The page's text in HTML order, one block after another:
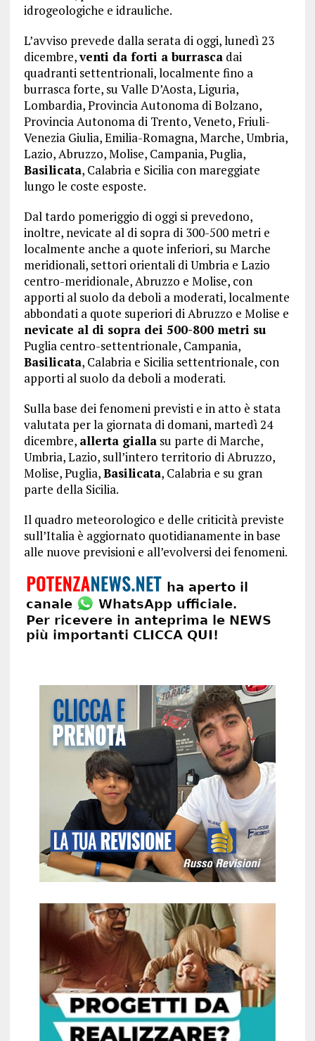
idrogeologiche e idrauliche.
L’avviso prevede dalla serata di oggi, lunedì 23
dicembre,venti da forti a burrascadai
quadranti settentrionali, localmente fino a
burrasca forte, su Valle D’Aosta, Liguria,
Lombardia, Provincia Autonoma di Bolzano,
Provincia Autonoma di Trento, Veneto, Friuli-
Venezia Giulia, Emilia-Romagna, Marche, Umbria,
Lazio, Abruzzo, Molise, Campania, Puglia,
Basilicata, Calabria e Sicilia con mareggiate
lungo le coste esposte.
Dal tardo pomeriggio di oggi si prevedono,
inoltre, nevicate al di sopra di 300-500 metri e
localmente anche a quote inferiori, su Marche
meridionali, settori orientali di Umbria e Lazio
centro-meridionale, Abruzzo e Molise, con
apporti al suolo da deboli a moderati, localmente
abbondati a quote superiori di Abruzzo e Molise e
nevicate al di sopra dei 500-800 metri su
Puglia centro-settentrionale, Campania,
Basilicata, Calabria e Sicilia settentrionale, con
apporti al suolo da deboli a moderati.
Sulla base dei fenomeni previsti e in atto è stata
valutata per la giornata di domani, martedì 24
dicembre, allerta giallasu parte di Marche,
Umbria, Lazio, sull’intero territorio di Abruzzo,
Molise, Puglia,Basilicata, Calabria e su gran
parte della Sicilia.
Il quadro meteorologico e delle criticità previste
sull’Italia è aggiornato quotidianamente in base
alle nuove previsioni e all’evolversi dei fenomeni.